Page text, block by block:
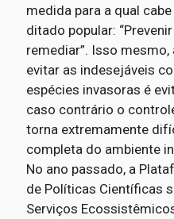
medida para a qual
ditado popular:
remediar”. Isso
evitar as indesejáveis
espécies invasoras é
caso contrário o
torna extremamente
completa do ambiente
No ano passado, a
de Políticas Científicas
Serviços